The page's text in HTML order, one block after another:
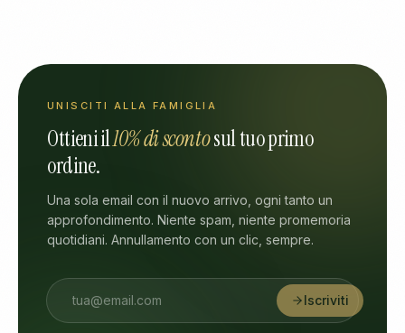
UNISCITI ALLA FAMIGLIA
Ottieni il10% di scontosul tuo primo
ordine.
Una sola email con il nuovo arrivo, ogni tanto un
approfondimento. Niente spam, niente promemoria
quotidiani. Annullamento con un clic, sempre.
Iscriviti